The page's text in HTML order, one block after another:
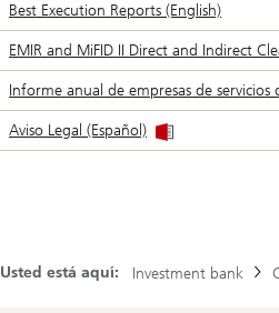
Best Execution Reports (English)
EMIR and MiFID II Direct and Indirect
Informe anual de empresas de servicios
Aviso Legal (Español)
Usted está aquí: Investment bank